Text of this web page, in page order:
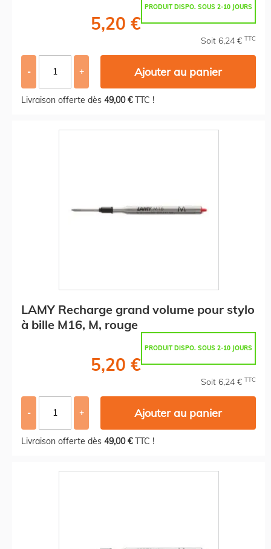
PRODUIT DISPO. SOUS 2-10 JOURS
5,20 €
Soit 6,24 € TTC
- + Ajouter au panier
Livraison offerte dès 49,00 €TTC !
LAMY Recharge grand volume pour stylo
à bille M16, M, rouge
PRODUIT DISPO. SOUS 2-10 JOURS
5,20 €
Soit 6,24 € TTC
- + Ajouter au panier
Livraison offerte dès 49,00 €TTC !